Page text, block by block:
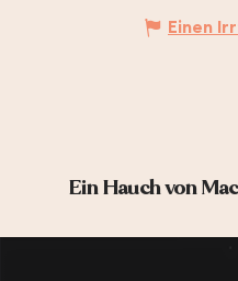
Einen
Ein Hauch von